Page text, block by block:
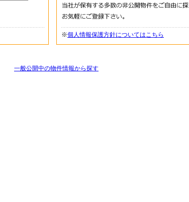
※個人情報保護方針についてはこちら
一般公開中の物件情報から探す